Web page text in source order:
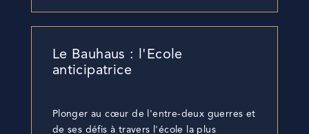
Le Bauhaus : l'Ecole
anticipatrice
Plonger au cœur de l'entre-deux guerres et
de ses défis à travers l'école la plus